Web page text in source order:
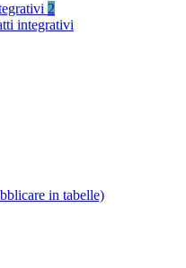
2
integrativi
in tabelle)